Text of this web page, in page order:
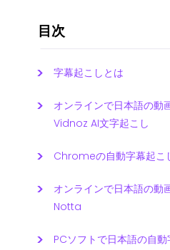
目次
字幕起こしとは
オンラインで日本語の動
Vidnoz AI文字起こし
Chromeの自動字幕起こ
オンラインで日本語の動
Notta
PCソフトで日本語の自